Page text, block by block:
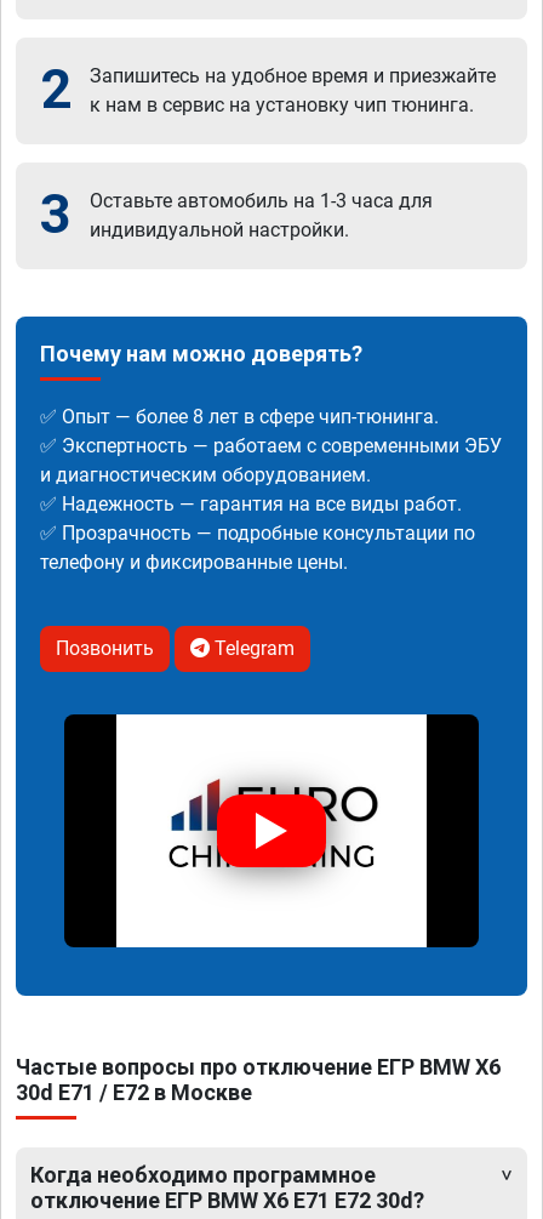
2
Запишитесь на удобное время и приезжайте
к нам в сервис на установку чип тюнинга.
3
Оставьте автомобиль на 1-3 часа для
индивидуальной настройки.
Почему нам можно доверять?
✅ Опыт — более 8 лет в сфере чип-тюнинга.
✅ Экспертность — работаем с современными ЭБУ
и диагностическим оборудованием.
✅ Надежность — гарантия на все виды работ.
✅ Прозрачность — подробные консультации по
телефону и фиксированные цены.
Позвонить Telegram
Частые вопросы про отключение ЕГР BMW X6
30d E71 / E72 в Москве
Когда необходимо программное
отключение ЕГР BMW X6 E71 E72 30d?